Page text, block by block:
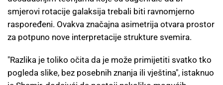
smjerovi rotacije galaksija trebali biti ravnomjerno
raspoređeni. Ovakva značajna asimetrija otvara prostor
za potpuno nove interpretacije strukture svemira.
"Razlika je toliko očita da je može primijetiti svatko tko
pogleda slike, bez posebnih znanja ili vještina", istaknuo